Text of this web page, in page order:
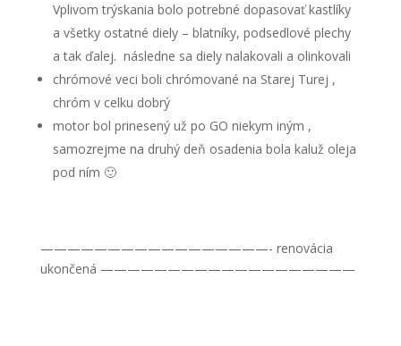
Vplivom trýskania bolo potrebné dopasovať kastlíky
a všetky ostatné diely – blatníky, podsedlové plechy
a tak ďalej. následne sa diely nalakovali a olinkovali
chrómové veci boli chrómované na Starej Turej ,
chróm v celku dobrý
motor bol prinesený už po GO niekym iným ,
samozrejme na druhý deň osadenia bola kaluž oleja
pod ním 🙂
—————————————————- renovácia
ukončená ———————————————————